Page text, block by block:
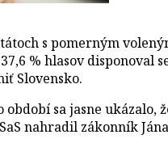
s pomerným
% hlasov
Slovensko.
sa jasne
nahradil zákonník